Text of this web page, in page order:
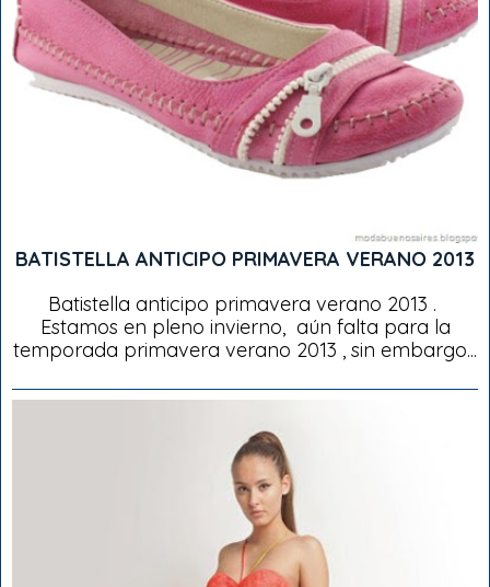
BATISTELLA ANTICIPO PRIMAVERA VERANO 2013
Batistella anticipo primavera verano 2013 .
Estamos en pleno invierno, aún falta para la
temporada primavera verano 2013 , sin embargo...